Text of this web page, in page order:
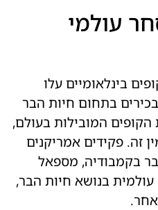
עולמי
קופים בינלאומיים עלו
בתחום חיות הבר
המובילות בעולם,
זה. פקידים אמריקנים
בקמבודיה, מספאל
עולמית בנושא חיות הבר,